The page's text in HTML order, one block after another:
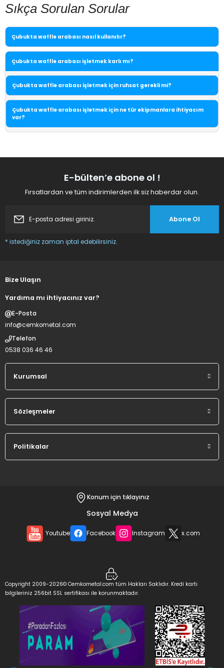
Sıkça Sorulan Sorular
Çubukta waffle arabası nasıl kullanılır?
Çubukta waffle arabası işletmek karlı mı?
Çubukta waffle arabası işletmek için ruhsat gerekli mi?
Çubukta waffle arabası işletmek için ne tür ekipmanlara ihtiyacım
var?
E-bülten’e abone ol !
Fırsatlardan ve tüm indirimlerden ilk siz haberdar olun.
Abone Ol
* istediğiniz zaman iptal edebilirsiniz.
Bize Ulaşın
Yardıma mı ihtiyacınız var?
E-Posta
info@cemkometal.com
Telefon
0538 036 46 46
Kurumsal
Sözleşmeler
Politikalar
Konum için tıklayınız
Sosyal Medya
Youtube Facebook Instagram x.com
Copyright 2009-2026© Cemkometal.com tüm Hakları Saklıdır. Kredi kartı
bilgileriniz 256bit SSL sertifikası ile korunmaktadır.